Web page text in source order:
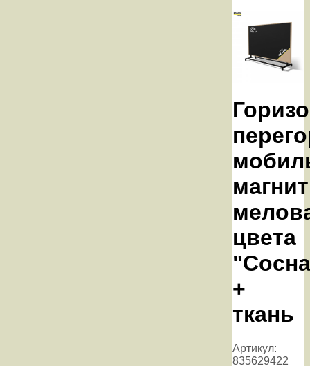
цвета
+
ткань
Артикул:
835629422